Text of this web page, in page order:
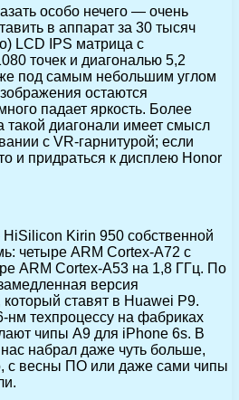
особо нечего — очень
в аппарат за 30 тысяч
LCD IPS матрица с
точек и диагональю 5,2
под самым небольшим углом
остаются
падает яркость. Более
диагонали имеет смысл
с VR-гарнитурой; если
и придраться к дисплею Honor
Kirin 950 собственной
четыре ARM Cortex-A72 с
ARM Cortex-A53 на 1,8 ГГц. По
версия
ставят в Huawei P9.
нм техпроцессу на фабриках
чипы A9 для iPhone 6s. В
набрал даже чуть больше,
с весны ПО или даже сами чипы